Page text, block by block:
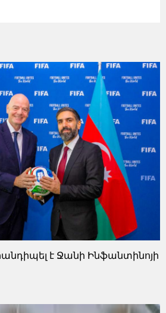
է Ջանի Ինֆանտինոյի